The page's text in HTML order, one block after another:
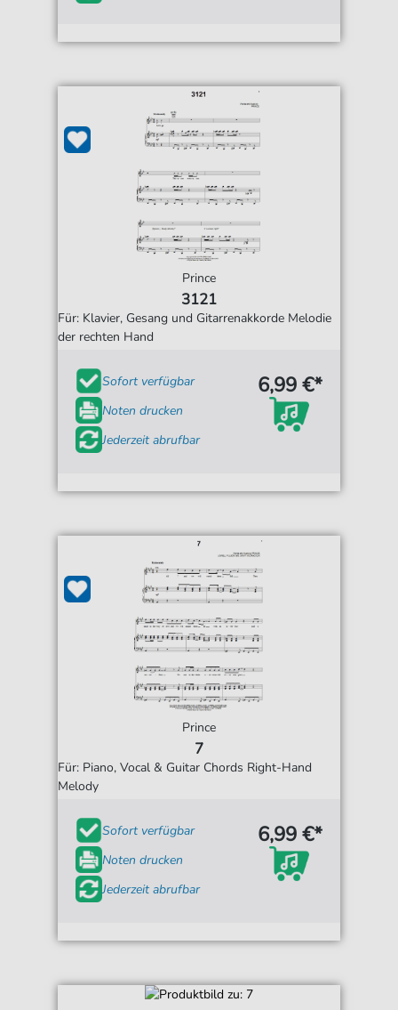
Prince
3121
Für: Klavier, Gesang und Gitarrenakkorde Melodie
der rechten Hand
Sofort verfügbar
Noten drucken
Jederzeit abrufbar
6,99 €*
Prince
7
Für: Piano, Vocal & Guitar Chords Right-Hand
Melody
Sofort verfügbar
Noten drucken
Jederzeit abrufbar
6,99 €*